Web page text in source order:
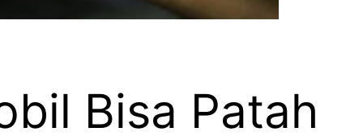
Bisa Patah